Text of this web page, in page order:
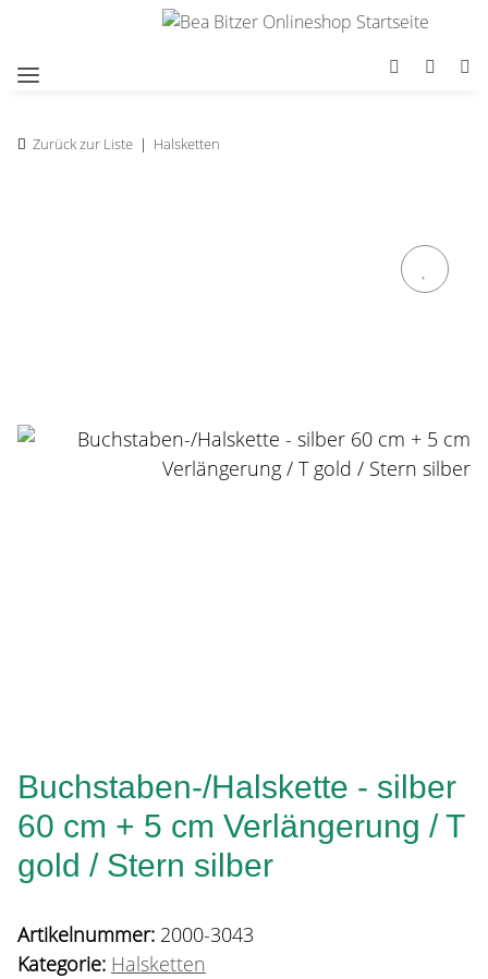
Zurück zur Liste Halsketten
Buchstaben-/Halskette - silber
60 cm + 5 cm Verlängerung / T
gold / Stern silber
Artikelnummer: 2000-3043
Kategorie: Halsketten